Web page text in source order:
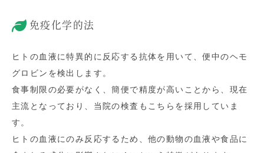
免疫化学的法
ヒトの血液に特異的に反応する抗体を用いて、便中のヘモ
グロビンを検出します。
食事制限の必要がなく、簡便で精度が高いことから、現在
主流となっており、当院の検査もこちらを採用していま
す。
ヒトの血液にのみ反応するため、他の動物の血液や食品に